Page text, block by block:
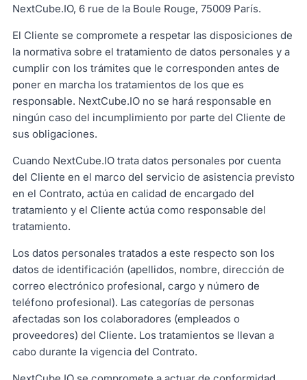
NextCube.IO, 6 rue de la Boule Rouge, 75009 París.
El Cliente se compromete a respetar las disposiciones de
la normativa sobre el tratamiento de datos personales y a
cumplir con los trámites que le corresponden antes de
poner en marcha los tratamientos de los que es
responsable. NextCube.IO no se hará responsable en
ningún caso del incumplimiento por parte del Cliente de
sus obligaciones.
Cuando NextCube.IO trata datos personales por cuenta
del Cliente en el marco del servicio de asistencia previsto
en el Contrato, actúa en calidad de encargado del
tratamiento y el Cliente actúa como responsable del
tratamiento.
Los datos personales tratados a este respecto son los
datos de identificación (apellidos, nombre, dirección de
correo electrónico profesional, cargo y número de
teléfono profesional). Las categorías de personas
afectadas son los colaboradores (empleados o
proveedores) del Cliente. Los tratamientos se llevan a
cabo durante la vigencia del Contrato.